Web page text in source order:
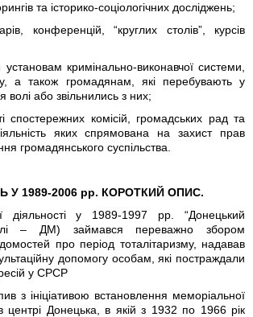
та історико-соціологічних досліджень;
конференцій, “круглих столів”, курсів
кримінально-виконавчої системи,
а також громадянам, які перебувають у
волі або звільнились з них;
спостережних комісій, громадських рад та
яких спрямована на захист прав
громадянського суспільства.
У 1989-2006 рр. КОРОТКИЙ ОПИС.
діяльності у 1989-1997 рр. “Донецький
– ДМ) займався переважно збором
про період тоталітаризму, надавав
допомогу особам, які постраждали
у СРСР
з ініціативою встановлення меморіальної
центрі Донецька, в якій з 1932 по 1966 рік